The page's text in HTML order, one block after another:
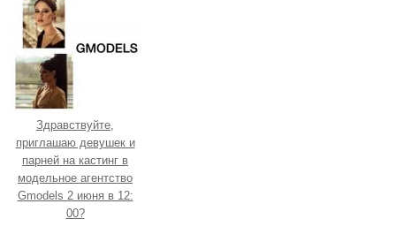
Здравствуйте,
приглашаю девушек и
парней на кастинг в
модельное агентство
Gmodels 2 июня в 12:
00?